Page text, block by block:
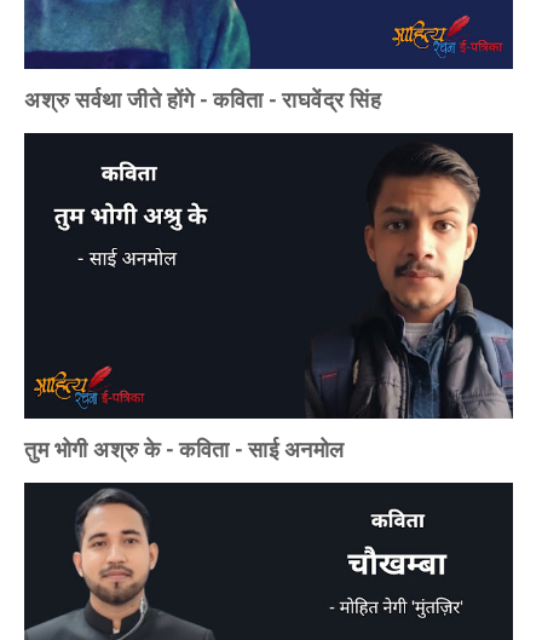
अश्रु सर्वथा जीते होंगे - कविता - राघवेंद्र सिंह
तुम भोगी अश्रु के - कविता - साई अनमोल